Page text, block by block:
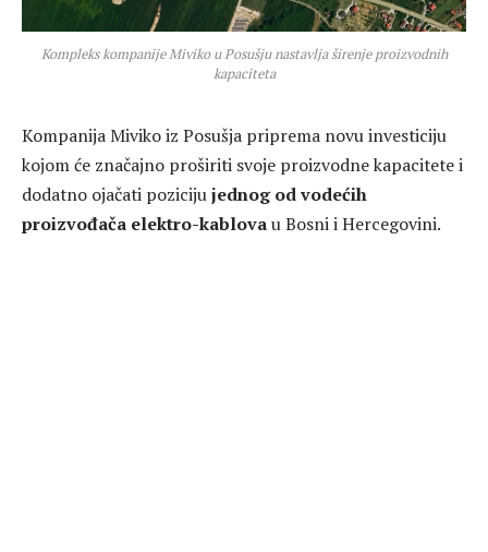
Kompleks kompanije Miviko u Posušju nastavlja širenje proizvodnih
kapaciteta
Kompanija Miviko iz Posušja priprema novu investiciju
kojom će značajno proširiti svoje proizvodne kapacitete i
dodatno ojačati pozicijujednog od vodećih
proizvođača elektro-kablovau Bosni i Hercegovini.